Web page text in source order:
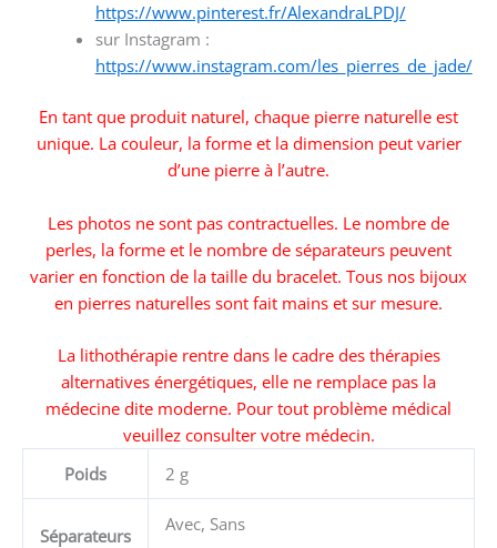
https://www.pinterest.fr/AlexandraLPDJ/
sur Instagram :
https://www.instagram.com/les_pierres_de_jade/
En tant que produit naturel, chaque pierre naturelle est
unique. La couleur, la forme et la dimension peut varier
d’une pierre à l’autre.
Les photos ne sont pas contractuelles. Le nombre de
perles, la forme et le nombre de séparateurs peuvent
varier en fonction de la taille du bracelet. Tous nos bijoux
en pierres naturelles sont fait mains et sur mesure.
La lithothérapie rentre dans le cadre des thérapies
alternatives énergétiques, elle ne remplace pas la
médecine dite moderne. Pour tout problème médical
veuillez consulter votre médecin.
Poids
2 g
Séparateurs
Avec, Sans